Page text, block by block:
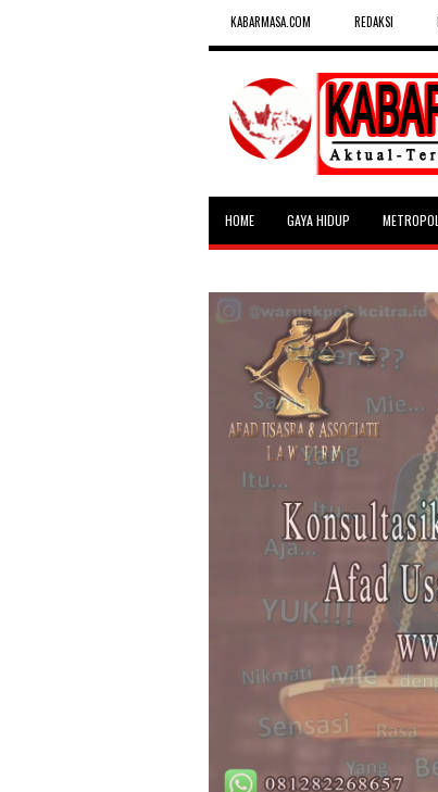
KABARMASA.COM REDAKSI
HOME GAYA HIDUP